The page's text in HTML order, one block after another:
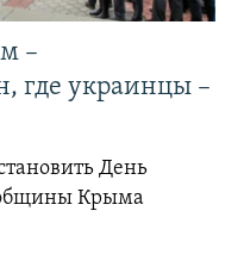
–
где украинцы –
День
Крыма